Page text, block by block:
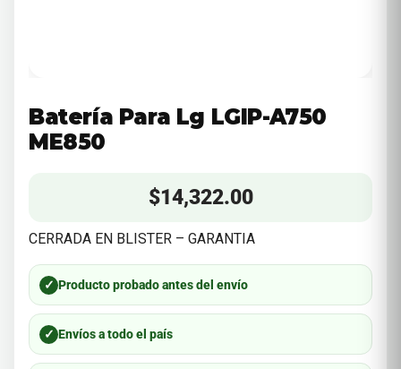
Batería Para Lg LGIP-A750
ME850
$14,322.00
CERRADA EN BLISTER – GARANTIA
✓ Producto probado antes del envío
✓ Envíos a todo el país